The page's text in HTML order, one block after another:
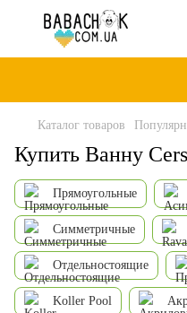
Каталог товаров
Купить Ванну
Прямоугольные
Симметричные
Отдельностоящие
Koller Pool